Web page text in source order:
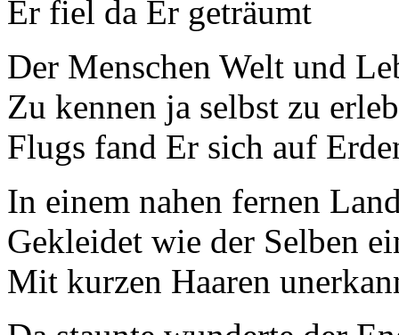
Er fiel da Er geträumt
Der Menschen Welt und
Zu kennen ja selbst zu
Flugs fand Er sich auf
In einem nahen fernen
Gekleidet wie der Selben
Mit kurzen Haaren